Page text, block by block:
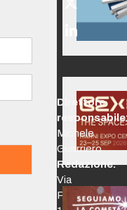
Twitter
LinkedIn
Direttore
Michele
Guerriero
Redazione:
Via
Po,